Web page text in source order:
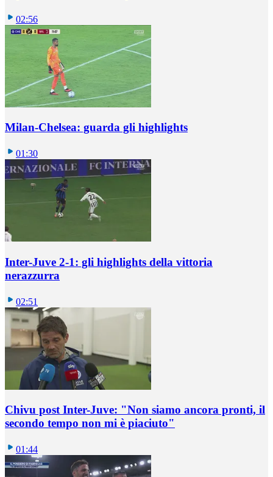
02:56
Milan-Chelsea: guarda gli highlights
01:30
Inter-Juve 2-1: gli highlights della vittoria
nerazzurra
02:51
Chivu post Inter-Juve: "Non siamo ancora pronti, il
secondo tempo non mi è piaciuto"
01:44